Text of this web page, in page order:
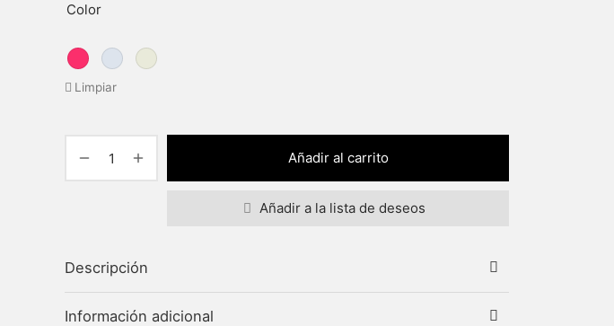
Color
Limpiar
Añadir al carrito
Añadir a la lista de deseos
Descripción
Información adicional